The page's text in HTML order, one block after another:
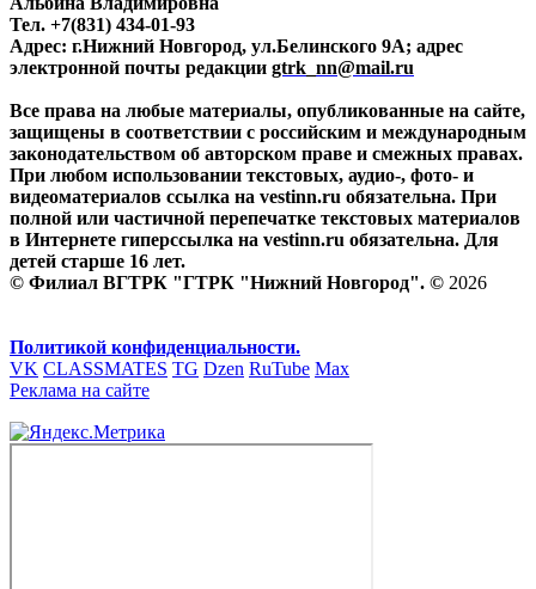
Тел. +7(831) 434-01-93
Адрес: г.Нижний Новгород, ул.Белинского 9А; адрес
электронной почты редакции gtrk_nn@mail.ru
Все права на любые материалы, опубликованные на сайте,
защищены в соответствии с российским и международным
законодательством об авторском праве и смежных правах.
При любом использовании текстовых, аудио-, фото- и
видеоматериалов ссылка на vestinn.ru обязательна. При
полной или частичной перепечатке текстовых материалов
в Интернете гиперссылка на vestinn.ru обязательна. Для
детей старше 16 лет.
© Филиал ВГТРК "ГТРК "Нижний Новгород". © 2026
Политикой конфиденциальности.
VK CLASSMATES TG Dzen RuTube Max
Реклама на сайте